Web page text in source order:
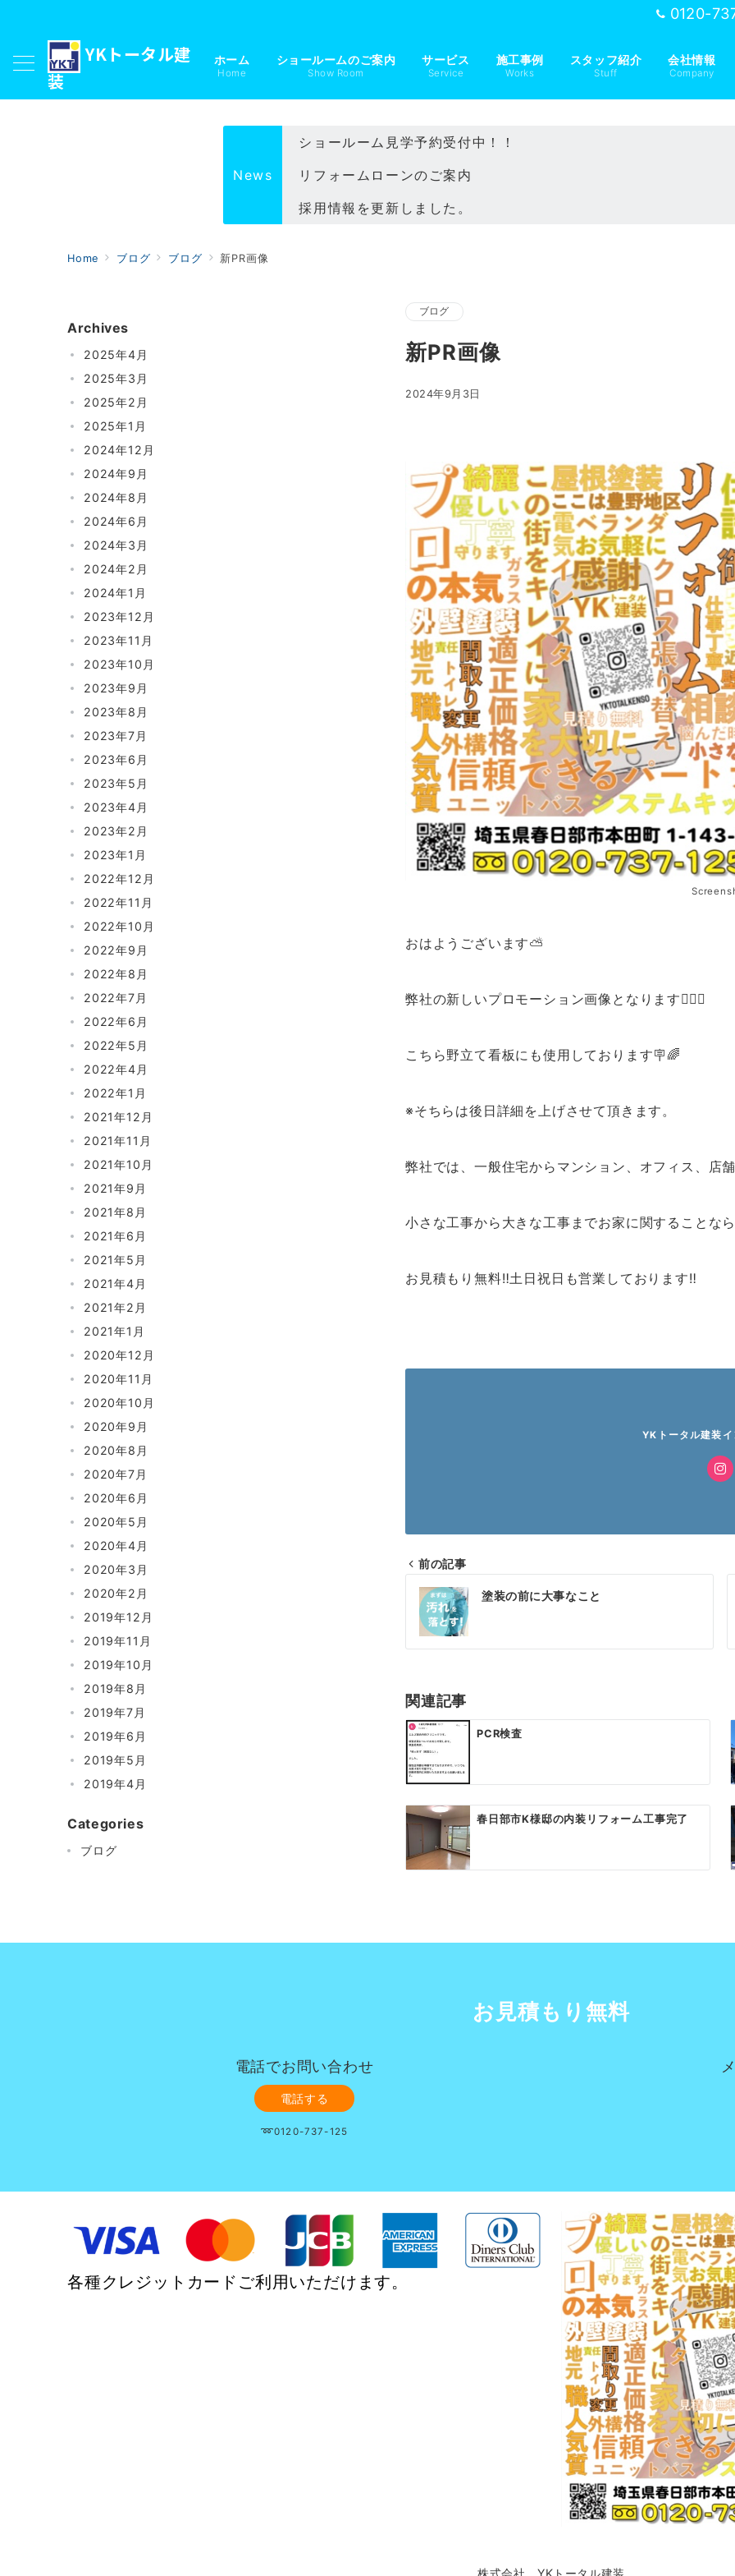
0120-
YKトータル建
装
ホーム
Home
ショールームのご案内
Show Room
サービス
Service
施工事例
Works
スタッフ紹介
Stuff
会社情報
Company
News
ショールーム見学予約受付中！！
リフォームローンのご案内
採用情報を更新しました。
Home ブログ ブログ 新PR画像
ブログ
新PR画像
2024年9月3日
おはようございます⛅️
弊社の新しいプロモーション画像となります💁🏻‍♀️
こちら野立て看板にも使用しております🪧🌈
※そちらは後日詳細を上げさせて頂きます。
弊社では、一般住宅からマンション、オフィス、店
小さな工事から大きな工事までお家に関することな
お見積もり無料‼️土日祝日も営業しております‼️
YKトータル建装
投
稿
ナ
ゲ
ー
シ
ョ
ン
前の記事
塗装の前に大事なこと
関連記事
PCR検査
春日部市K様邸の内装リフォーム工事完了
Archives
2025年4月
2025年3月
2025年2月
2025年1月
2024年12月
2024年9月
2024年8月
2024年6月
2024年3月
2024年2月
2024年1月
2023年12月
2023年11月
2023年10月
2023年9月
2023年8月
2023年7月
2023年6月
2023年5月
2023年4月
2023年2月
2023年1月
2022年12月
2022年11月
2022年10月
2022年9月
2022年8月
2022年7月
2022年6月
2022年5月
2022年4月
2022年1月
2021年12月
2021年11月
2021年10月
2021年9月
2021年8月
2021年6月
2021年5月
2021年4月
2021年2月
2021年1月
2020年12月
2020年11月
2020年10月
2020年9月
2020年8月
2020年7月
2020年6月
2020年5月
2020年4月
2020年3月
2020年2月
2019年12月
2019年11月
2019年10月
2019年8月
2019年7月
2019年6月
2019年5月
2019年4月
Categories
ブログ
お見積もり無料
電話でお問い合わせ
電話する
➿0120-737-125
各種クレジットカードご利用いただけます。
株式会社 YKトータル建装